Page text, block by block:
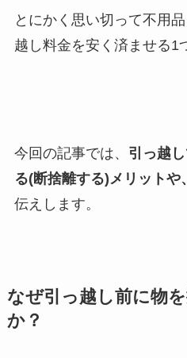
とにかく思い切って不用
越し料金を安く済ませる1
今回の記事では、 引っ越
る(断捨離する)メリットや
伝えします。
なぜ引っ越し前に物
か？